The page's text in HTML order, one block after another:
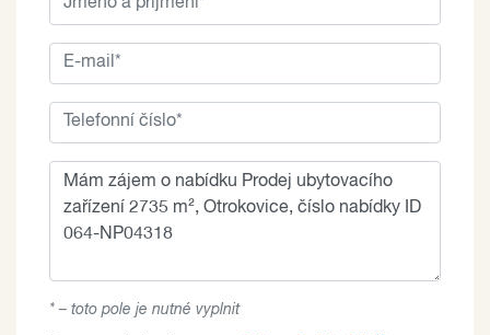
* – toto pole je nutné vyplnit